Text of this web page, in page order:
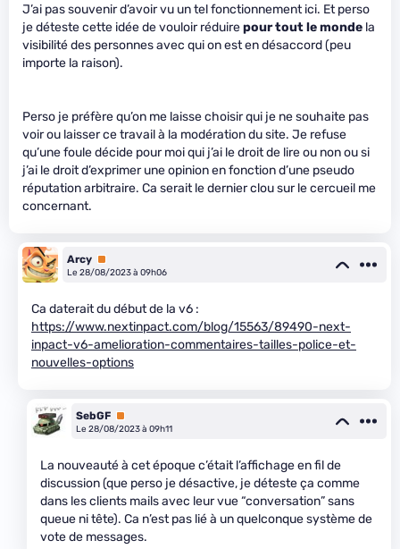
J’ai pas souvenir d’avoir vu un tel fonctionnement ici. Et perso
je déteste cette idée de vouloir réduirepour tout le monde la
visibilité des personnes avec qui on est en désaccord (peu
importe la raison).
Perso je préfère qu’on me laisse choisir qui je ne souhaite pas
voir ou laisser ce travail à la modération du site. Je refuse
qu’une foule décide pour moi qui j’ai le droit de lire ou non ou si
j’ai le droit d’exprimer une opinion en fonction d’une pseudo
réputation arbitraire. Ca serait le dernier clou sur le cercueil me
concernant.
Arcy Premium
Le 28/08/2023 à 09h06
Ca daterait du début de la v6 :
https://www.nextinpact.com/blog/15563/89490-next-
inpact-v6-amelioration-commentaires-tailles-police-et-
nouvelles-options
SebGF Premium
Le 28/08/2023 à 09h11
La nouveauté à cet époque c’était l’affichage en fil de
discussion (que perso je désactive, je déteste ça comme
dans les clients mails avec leur vue “conversation” sans
queue ni tête). Ca n’est pas lié à un quelconque système de
vote de messages.